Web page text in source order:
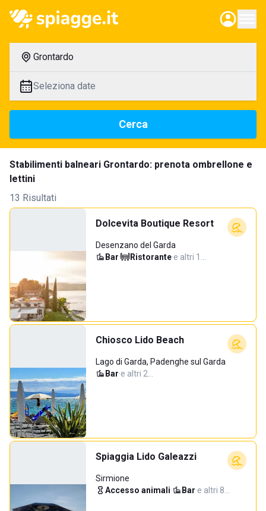
Grontardo
Seleziona date
Cerca
Stabilimenti balneari Grontardo: prenota ombrellone e
lettini
13 Risultati
Dolcevita Boutique Resort
Desenzano del Garda
Bar· Ristorante·e altri 1…
Chiosco Lido Beach
Lago di Garda, Padenghe sul Garda
Bar·e altri 2…
Spiaggia Lido Galeazzi
Sirmione
Accesso animali· Bar·e altri 8…